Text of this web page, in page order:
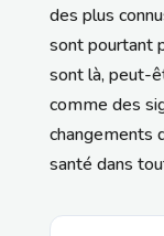
des plus
sont pourtant
sont là, peut-
comme des
changements
santé dans